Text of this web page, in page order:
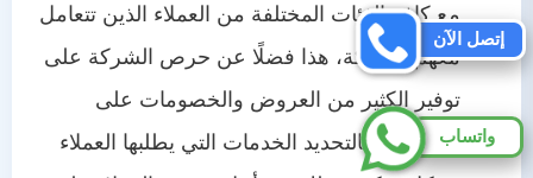
مع كافة الفئات المختلفة من العملاء الذين تتعامل
معهم الشركة، هذا فضلًا عن حرص الشركة على
توفير الكثير من العروض والخصومات على
الخدمات وبالتحديد الخدمات التي يطلبها العملاء
إتصل الآن
واتساب